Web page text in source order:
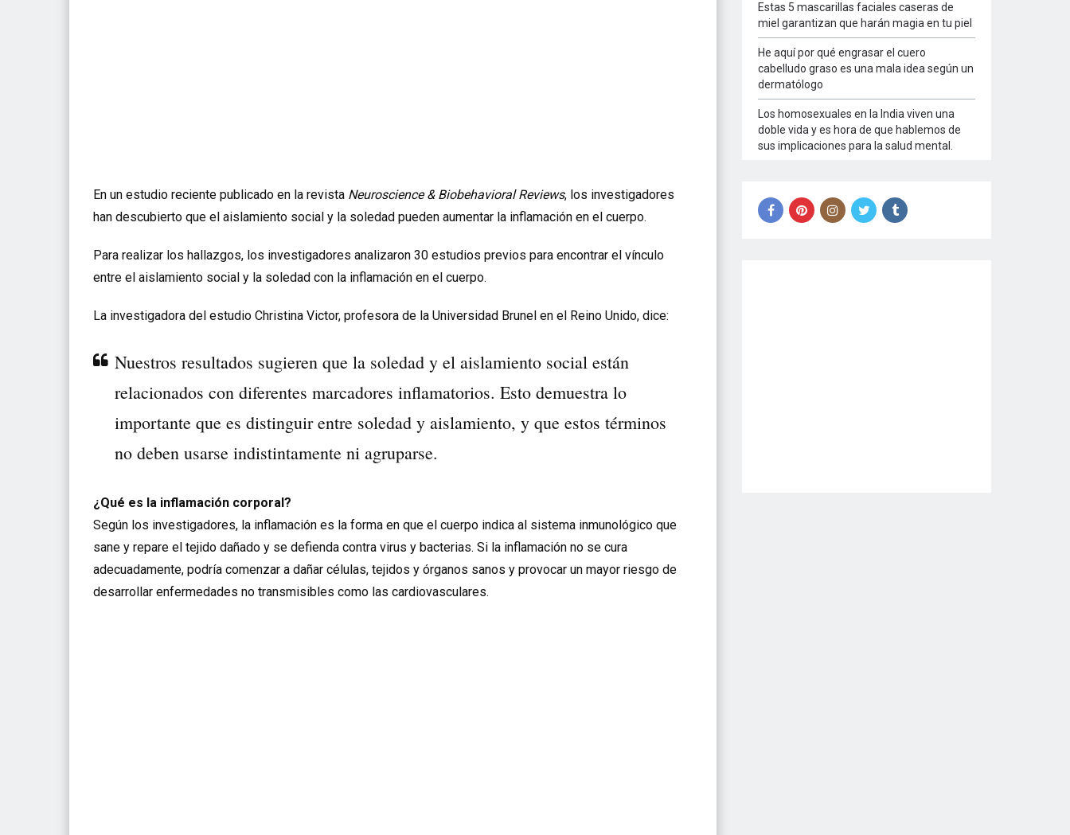
En un estudio reciente publicado en la revista Neuroscience & Biobehavioral Reviews, los investigadores
han descubierto que el aislamiento social y la soledad pueden aumentar la inflamación en el cuerpo.
Para realizar los hallazgos, los investigadores analizaron 30 estudios previos para encontrar el vínculo
entre el aislamiento social y la soledad con la inflamación en el cuerpo.
La investigadora del estudio Christina Victor, profesora de la Universidad Brunel en el Reino Unido, dice:
Nuestros resultados sugieren que la soledad y el aislamiento social están
relacionados con diferentes marcadores inflamatorios. Esto demuestra lo
importante que es distinguir entre soledad y aislamiento, y que estos términos
no deben usarse indistintamente ni agruparse.
¿Qué es la inflamación corporal?
Según los investigadores, la inflamación es la forma en que el cuerpo indica al sistema inmunológico que
sane y repare el tejido dañado y se defienda contra virus y bacterias. Si la inflamación no se cura
adecuadamente, podría comenzar a dañar células, tejidos y órganos sanos y provocar un mayor riesgo de
desarrollar enfermedades no transmisibles como las cardiovasculares.
Estas 5 mascarillas faciales caseras de
miel garantizan que harán magia en tu piel
He aquí por qué engrasar el cuero
cabelludo graso es una mala idea según un
dermatólogo
Los homosexuales en la India viven una
doble vida y es hora de que hablemos de
sus implicaciones para la salud mental.